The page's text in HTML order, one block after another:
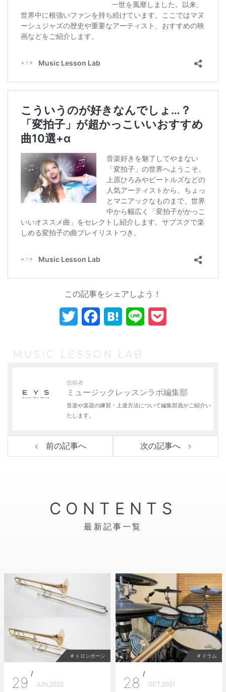
この記事をシェアしよう！
i
e
c
o
H
a
e
t
MUSIC LESSON LAB
投稿者
ミュージックレッスンラボ編集部
音楽や楽器の練習・上達方法について編集部員がご紹介い
たします。
前の記事へ 次の記事へ
CONTENTS
最新記事一覧
# トロンボーン
29
/
JUN,2022
# ドラム
28
/
OCT,2021